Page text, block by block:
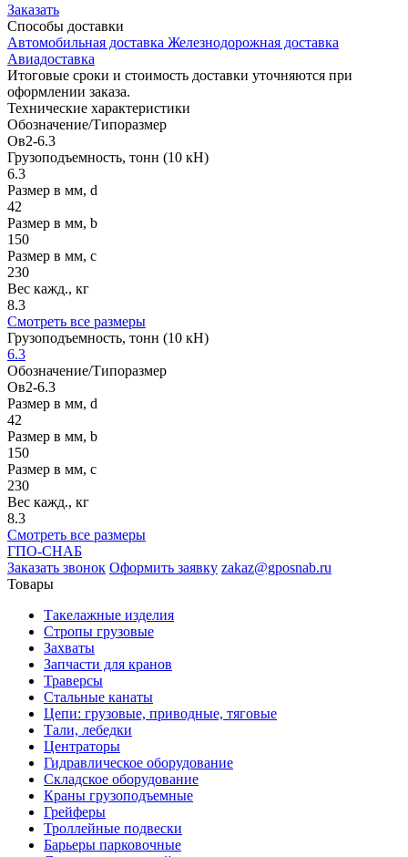
Заказать
Способы доставки
Автомобильная доставка Железнодорожная доставка
Авиадоставка
Итоговые сроки и стоимость доставки уточняются при
оформлении заказа.
Технические характеристики
Обозначение/Типоразмер
Ов2-6.3
Грузоподъемность, тонн (10 кН)
6.3
Размер в мм, d
42
Размер в мм, b
150
Размер в мм, c
230
Вес кажд., кг
8.3
Смотреть все размеры
Грузоподъемность, тонн (10 кН)
6.3
Обозначение/Типоразмер
Ов2-6.3
Размер в мм, d
42
Размер в мм, b
150
Размер в мм, c
230
Вес кажд., кг
8.3
Смотреть все размеры
ГПО-СНАБ
Заказать звонок Оформить заявку zakaz@gposnab.ru
Товары
Такелажные изделия
Стропы грузовые
Захваты
Запчасти для кранов
Траверсы
Стальные канаты
Цепи: грузовые, приводные, тяговые
Тали, лебедки
Центраторы
Гидравлическое оборудование
Складское оборудование
Краны грузоподъемные
Грейферы
Троллейные подвески
Барьеры парковочные